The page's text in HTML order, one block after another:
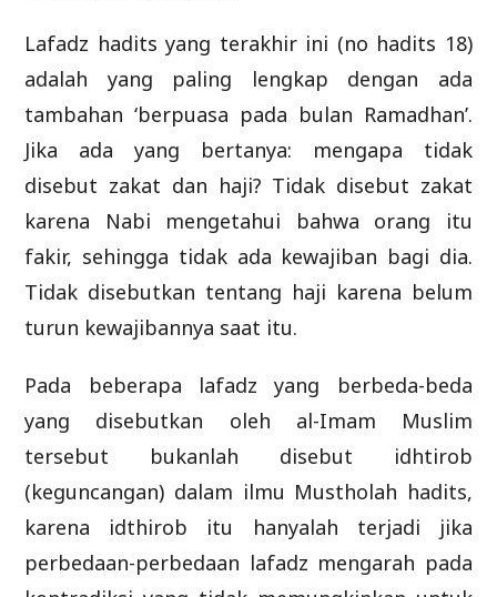
Lafadz hadits yang terakhir ini (no hadits 18)
adalah yang paling lengkap dengan ada
tambahan ‘berpuasa pada bulan Ramadhan’.
Jika ada yang bertanya: mengapa tidak
disebut zakat dan haji? Tidak disebut zakat
karena Nabi mengetahui bahwa orang itu
fakir, sehingga tidak ada kewajiban bagi dia.
Tidak disebutkan tentang haji karena belum
turun kewajibannya saat itu.
Pada beberapa lafadz yang berbeda-beda
yang disebutkan oleh al-Imam Muslim
tersebut bukanlah disebut idhtirob
(keguncangan) dalam ilmu Mustholah hadits,
karena idthirob itu hanyalah terjadi jika
perbedaan-perbedaan lafadz mengarah pada